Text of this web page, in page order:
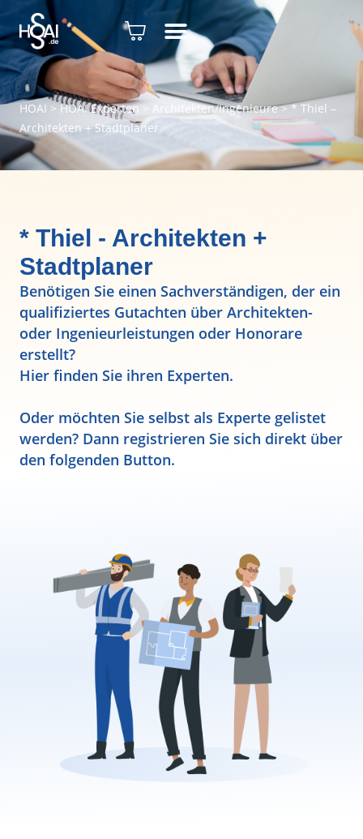
HOAI > HOAI Experten> Architekten/Ingenieure>* Thiel –
Architekten + Stadtplaner
* Thiel - Architekten +
Stadtplaner
Benötigen Sie einen Sachverständigen, der ein
qualifiziertes Gutachten über Architekten-
oder Ingenieurleistungen oder Honorare
erstellt?
Hier finden Sie ihren Experten.
Oder möchten Sie selbst als Experte gelistet
werden? Dann registrieren Sie sich direkt über
den folgenden Button.